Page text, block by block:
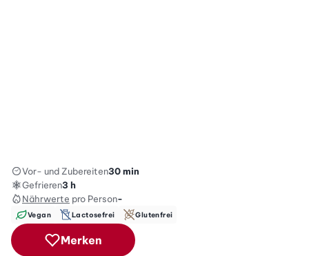
Vor- und Zubereiten30 min
Gefrieren3 h
Nährwerte pro Person-
Vegan Lactosefrei Glutenfrei
Merken